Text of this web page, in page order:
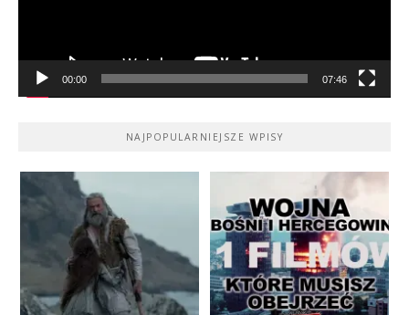
00:00 07:46
NAJPOPULARNIEJSZE WPISY